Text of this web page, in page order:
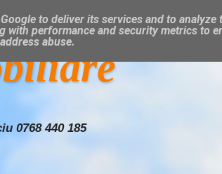
0768 440 185
to deliver its services and to
with performance and security metrics to
abuse.